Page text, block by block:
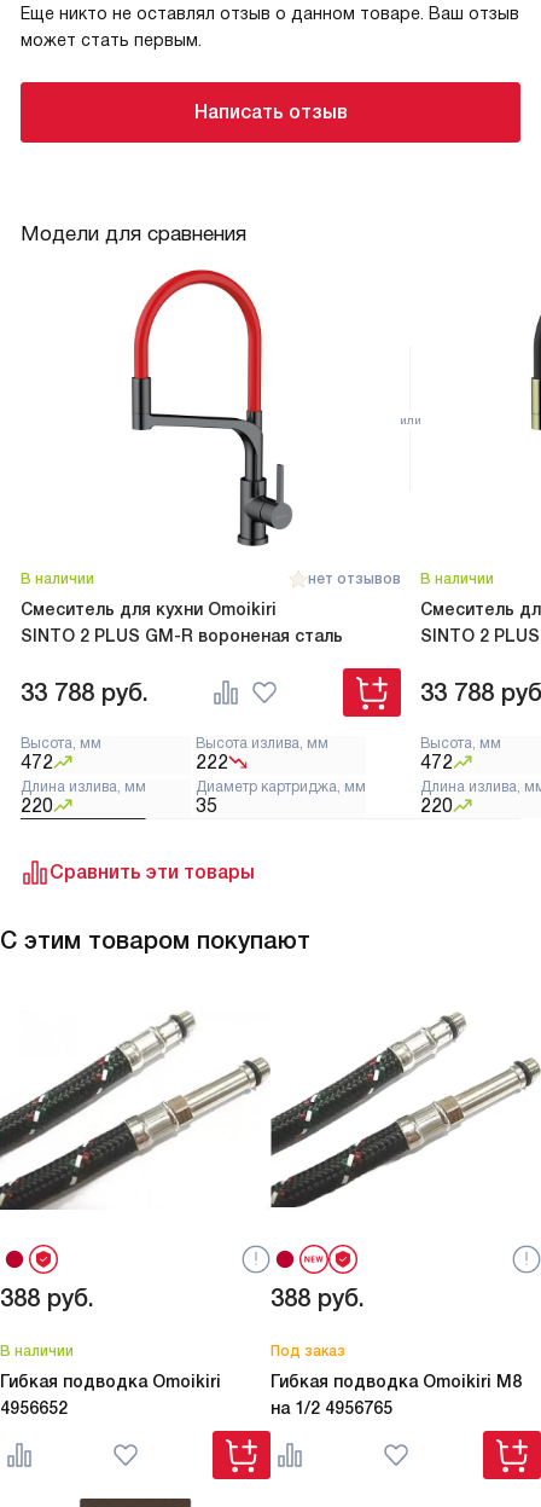
Еще никто не оставлял отзыв о данном товаре. Ваш отзыв
может стать первым.
Написать отзыв
Модели для сравнения
Сравнить эти товары
В наличии нет отзывов
Смеситель для кухни Omoikiri
SINTO 2 PLUS GM-R вороненая сталь
33 788 руб.
Высота, мм
472
Высота излива, мм
222
Длина излива, мм
220
Диаметр картриджа, мм
35
В наличии
Смеситель
SINTO 2
33 788
Высота, мм
472
Длина излива,
220
С этим товаром покупают
388 руб.
В наличии
Гибкая подводка Omoikiri
4956652
388 руб.
Под заказ
Гибкая подводка Omoikiri M8
на 1/2 4956765